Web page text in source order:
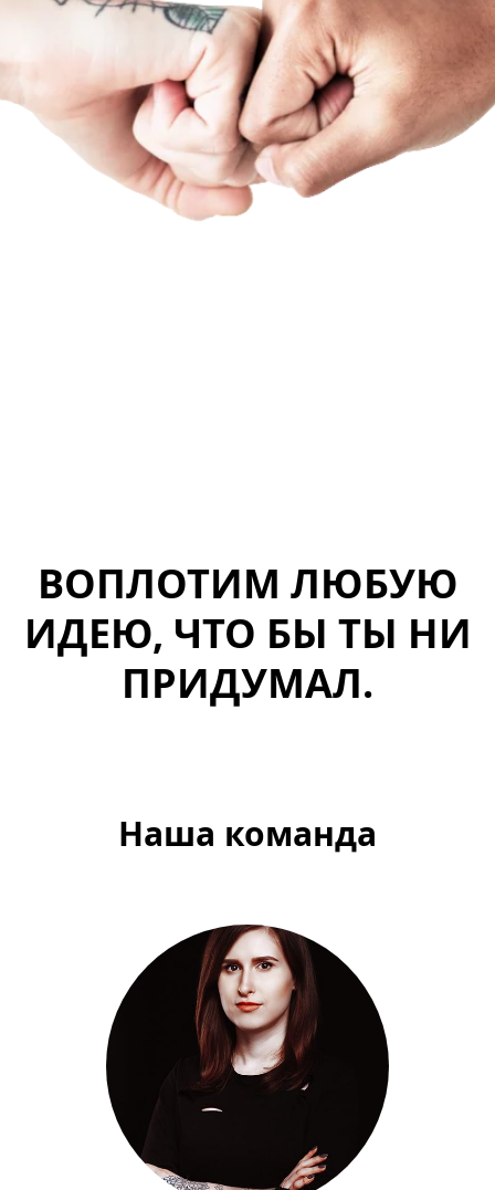
ВОПЛОТИМ ЛЮБУЮ
ИДЕЮ, ЧТО БЫ ТЫ НИ
ПРИДУМАЛ.
Наша команда